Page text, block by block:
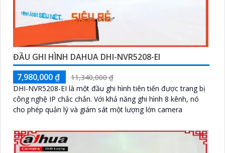
ĐẦU GHI HÌNH DAHUA DHI-NVR5208-EI
7,980,000 ₫
11,340,000 ₫
DHI-NVR5208-EI là một đầu ghi hình tiên tiến được trang bị
công nghệ IP chắc chắn. Với khả năng ghi hình 8 kênh, nó
cho phép quản lý và giám sát một lượng lớn camera